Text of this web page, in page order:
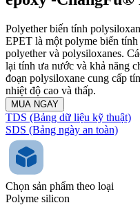
Polyether biến tính
EPET là một polyme biến
polyether và polysiloxanes.
lại tính ưa nước và khả năng
đoạn polysiloxane cung cấp
nhiệt độ cao và thấp.
MUA NGAY
TDS (Bảng dữ liệu kỹ thuật)
SDS (Bảng ngày an toàn)
Chọn sản phẩm theo loại
Polyme silicon